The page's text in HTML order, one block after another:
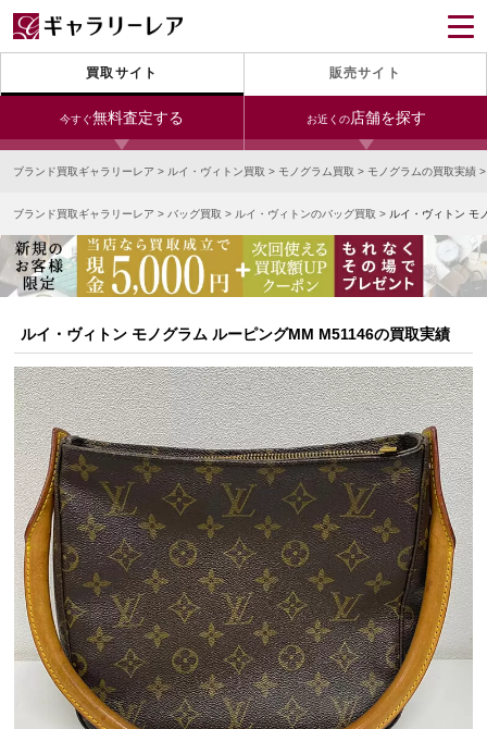
買取サイト 販売サイト
今すぐ無料査定する お近くの店舗を探す
24時間受付（対応時間10:00～19:00）
宅配買取を申し込む
無料の宅配キットをお届けします
今すぐ電話査定
受付時間 10:00～19:00
銀座本店 青山表参道店 新宿東口店
小田急新宿店 LAB東京 名古屋大須店
なんば店 神戸元町(三宮)店 LAB大阪
中野ブロードウェイ
宅配買取を申し込む
無料の宅配キットをお届けします
ブランド買取ギャラリーレア > ルイ・ヴィトン買取 > モノグラム買取 > モノグラムの買取実績
ブランド買取ギャラリーレア > バッグ買取 > ルイ・ヴィトンのバッグ買取 > ルイ・ヴィトン モ
ルイ・ヴィトン モノグラム ルーピングMM M51146の買取実績